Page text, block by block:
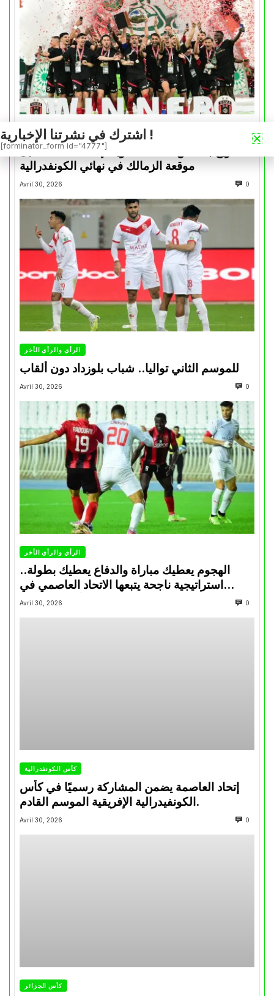
كأس الكونفدرالية
التتويج بالكأس.. دفعة معنوية لإتحاد العاصمة قبل
موقعة الزمالك في نهائي الكونفدرالية
Avril 30, 2026 0
الرأي والرأي الأخر
للموسم الثاني تواليا.. شباب بلوزداد دون ألقاب
Avril 30, 2026 0
الرأي والرأي الأخر
الهجوم يعطيك مباراة والدفاع يعطيك بطولة..
استراتيجية ناجحة يتبعها الاتحاد العاصمي في
تتويجاته آخر السنوات
Avril 30, 2026 0
كأس الكونفدرالية
إتحاد العاصمة يضمن المشاركة رسميًا في كأس
الكونفيدرالية الإفريقية الموسم القادم.
Avril 30, 2026 0
كأس الجزائر
اشترك في نشرتنا الإخبارية !
[forminator_form id="4777"]